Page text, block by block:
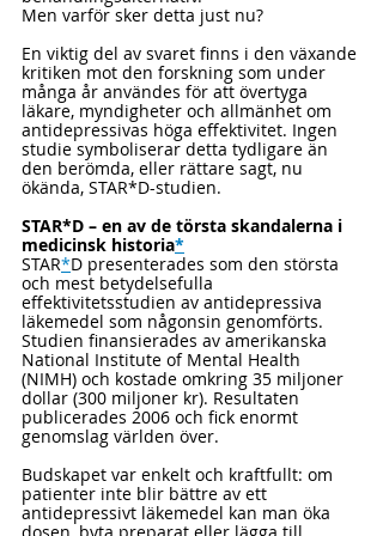
Men varför sker detta just nu?
En viktig del av svaret finns i den växande
kritiken mot den forskning som under
många år användes för att övertyga
läkare, myndigheter och allmänhet om
antidepressivas höga effektivitet. Ingen
studie symboliserar detta tydligare än
den berömda, eller rättare sagt, nu
ökända, STAR*D-studien.
STAR*D – en av de törsta skandalerna i
medicinsk historia*
STAR*D presenterades som den största
och mest betydelsefulla
effektivitetsstudien av antidepressiva
läkemedel som någonsin genomförts.
Studien finansierades av amerikanska
National Institute of Mental Health
(NIMH) och kostade omkring 35 miljoner
dollar (300 miljoner kr). Resultaten
publicerades 2006 och fick enormt
genomslag världen över.
Budskapet var enkelt och kraftfullt: om
patienter inte blir bättre av ett
antidepressivt läkemedel kan man öka